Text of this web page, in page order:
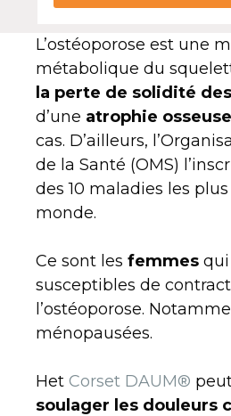
L’ostéoporose est une
métabolique du
la perte de solidité
d’une atrophie osseuse
cas. D’ailleurs,
de la Santé (OMS)
des 10 maladies les
monde.
Ce sont les femmes
susceptibles de
l’ostéoporose.
ménopausées.
Het Corset DAUM®
soulager les douleurs